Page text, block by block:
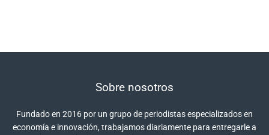
Sobre nosotros
Fundado en 2016 por un grupo de periodistas especializados en
economía e innovación, trabajamos diariamente para entregarle a